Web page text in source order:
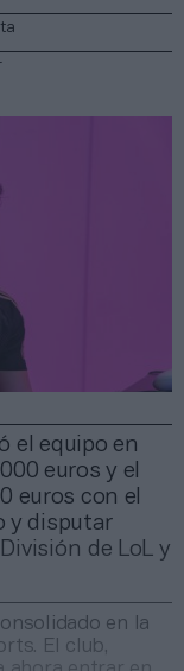
el equipo en
euros y el
euros con el
y disputar
de LoL y
en la
El club,